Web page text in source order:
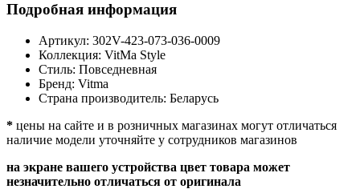
Подробная информация
Артикул: 302V-423-073-036-0009
Коллекция: VitMa Style
Стиль: Повседневная
Бренд: Vitma
Страна производитель: Беларусь
* цены на сайте и в розничных магазинах могут отличаться
наличие модели уточняйте у сотрудников магазинов
на экране вашего устройства цвет товара может
незначительно отличаться от оригинала